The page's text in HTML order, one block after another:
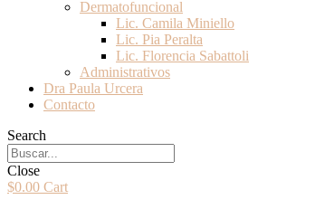
Dermatofuncional
Lic. Camila Miniello
Lic. Pia Peralta
Lic. Florencia Sabattoli
Administrativos
Dra Paula Urcera
Contacto
Search
Close
$0.00 Cart